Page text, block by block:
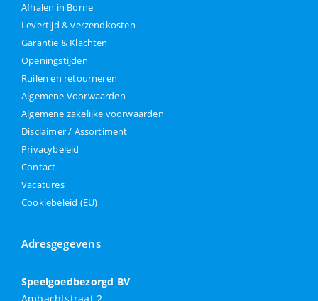
Afhalen in Borne
Levertijd & verzendkosten
Garantie & Klachten
Openingstijden
Ruilen en retourneren
Algemene Voorwaarden
Algemene zakelijke voorwaarden
Disclaimer / Assortiment
Privacybeleid
Contact
Vacatures
Cookiebeleid (EU)
Adresgegevens
Speelgoedbezorgd BV